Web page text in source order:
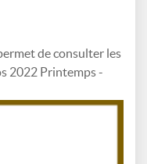
de consulter les
2022 Printemps -